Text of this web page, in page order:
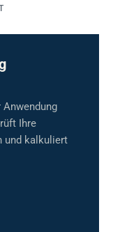
Ihre
und kalkuliert